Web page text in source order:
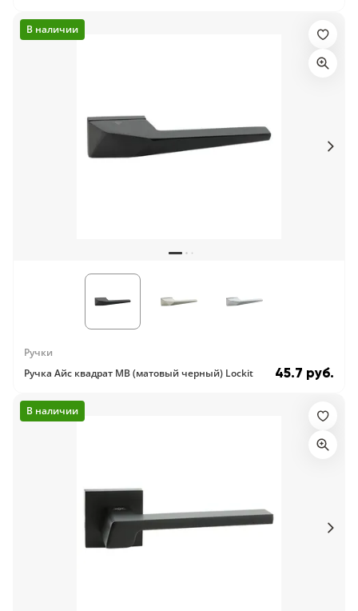
В наличии
Ручки
Ручка Айс квадрат MB (матовый черный) Lockit
45.7 руб.
В наличии